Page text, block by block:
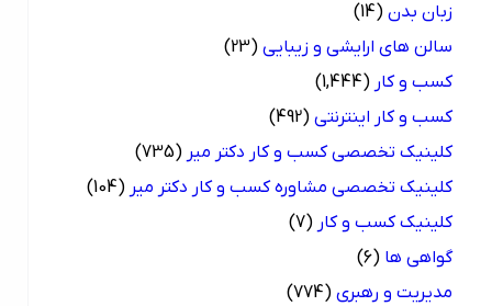
زبان بدن (14)
سالن های ارایشی و زیبایی (23)
کسب و کار (1,444)
کسب و کار اینترنتی (492)
کلینیک تخصصی کسب و کار دکتر میر (735)
کلینیک تخصصی مشاوره کسب و کار دکتر میر (104)
کلینیک کسب و کار (7)
گواهی ها (6)
مدیریت و رهبری (774)